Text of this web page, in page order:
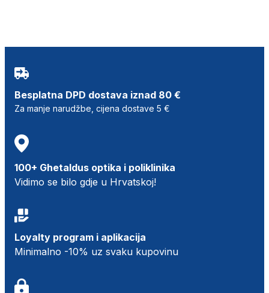
Besplatna DPD dostava iznad 80 €
Za manje narudžbe, cijena dostave 5 €
100+ Ghetaldus optika i poliklinika
Vidimo se bilo gdje u Hrvatskoj!
Loyalty program i aplikacija
Minimalno -10% uz svaku kupovinu